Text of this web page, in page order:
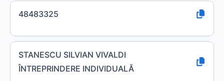
48483325
STANESCU SILVIAN VIVALDI
ÎNTREPRINDERE INDIVIDUALĂ